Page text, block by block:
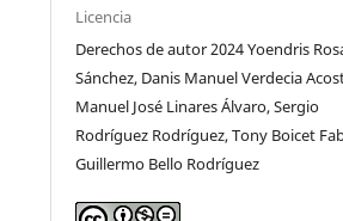
Licencia
Derechos de autor 2024 Yoendris
Sánchez, Danis Manuel Verdecia
Manuel José Linares Álvaro, Sergio
Rodríguez Rodríguez, Tony Boicet
Guillermo Bello Rodríguez